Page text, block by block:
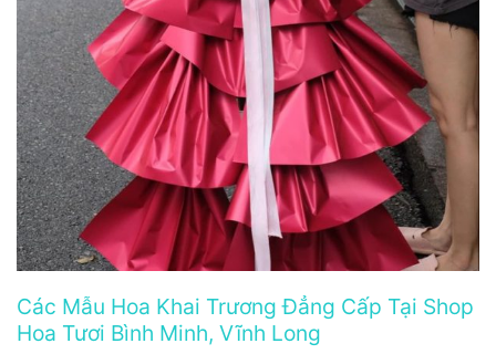
Các Mẫu Hoa Khai Trương Đẳng Cấp Tại Shop
Hoa Tươi Bình Minh, Vĩnh Long